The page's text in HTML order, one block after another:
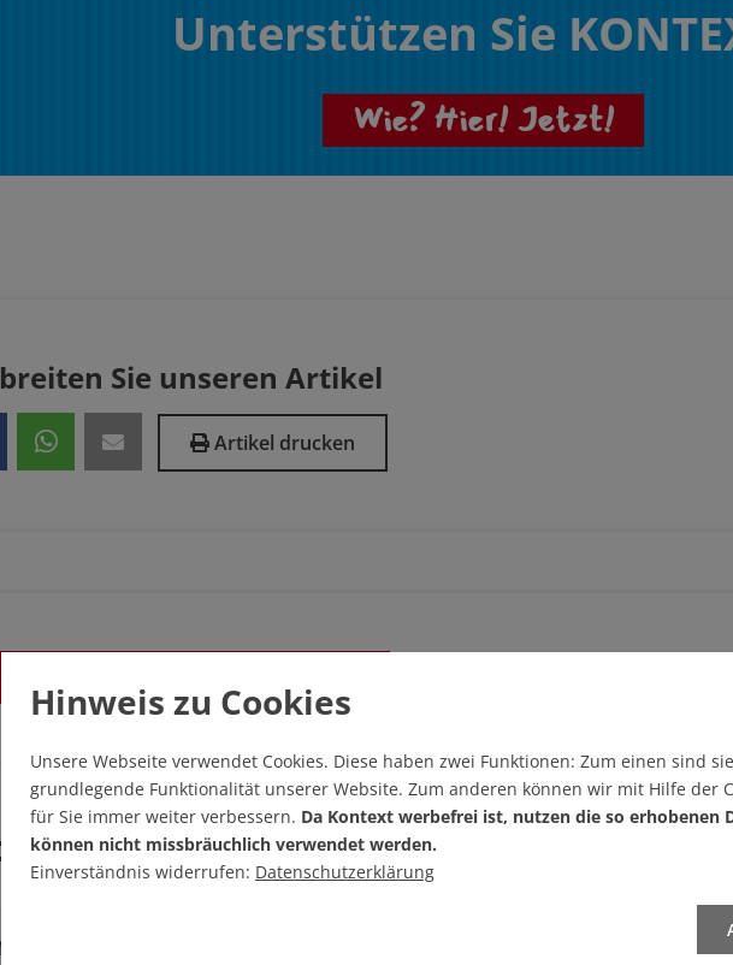
Unterstützen Sie
Wie? Hier! Jetzt!
Sie unseren Artikel
Artikel drucken
verfügbar
Meyer
Hinweis zu Cookies
Unsere Webseite verwendet Cookies. Diese haben zwei Funktionen: Zum einen sind
grundlegende Funktionalität unserer Website. Zum anderen können wir mit Hilfe der
für Sie immer weiter verbessern. Da Kontext werbefrei ist, nutzen die so erhobenen
können nicht missbräuchlich verwendet werden.
Einverständnis widerrufen: Datenschutzerklärung